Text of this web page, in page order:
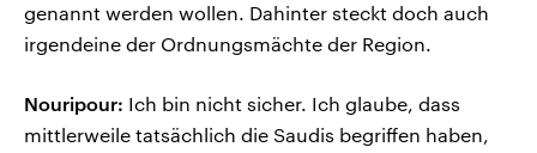
genannt werden wollen. Dahinter steckt doch auch
irgendeine der Ordnungsmächte der Region.
Nouripour: Ich bin nicht sicher. Ich glaube, dass
mittlerweile tatsächlich die Saudis begriffen haben,